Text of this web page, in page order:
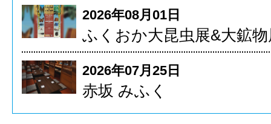
2026年08月01日
ふくおか大昆虫展&大鉱物
2026年07月25日
赤坂 みふく